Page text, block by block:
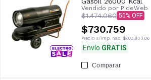
Vendido por PideWeb
$1.474.060 50
$730.759
Precio s/imp. nac. $603.933,06
Envío GRATIS
Comparar